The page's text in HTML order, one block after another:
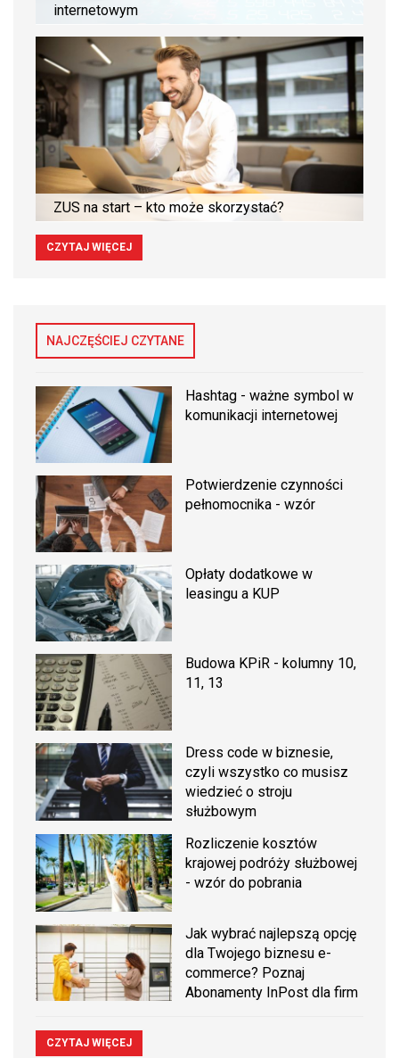
internetowym
ZUS na start – kto może skorzystać?
CZYTAJ WIĘCEJ
NAJCZĘŚCIEJ CZYTANE
Hashtag - ważne symbol w
komunikacji internetowej
Potwierdzenie czynności
pełnomocnika - wzór
Opłaty dodatkowe w
leasingu a KUP
Budowa KPiR - kolumny 10,
11, 13
Dress code w biznesie,
czyli wszystko co musisz
wiedzieć o stroju
służbowym
Rozliczenie kosztów
krajowej podróży służbowej
- wzór do pobrania
Jak wybrać najlepszą opcję
dla Twojego biznesu e-
commerce? Poznaj
Abonamenty InPost dla firm
CZYTAJ WIĘCEJ